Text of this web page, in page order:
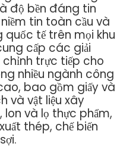
độ bền đáng tin
tin toàn cầu và
tế trên mọi khu
cấp các giải
trực tiếp cho
nhiều ngành công
bao gồm giấy và
và vật liệu xây
và lọ thực phẩm,
thép, chế biến